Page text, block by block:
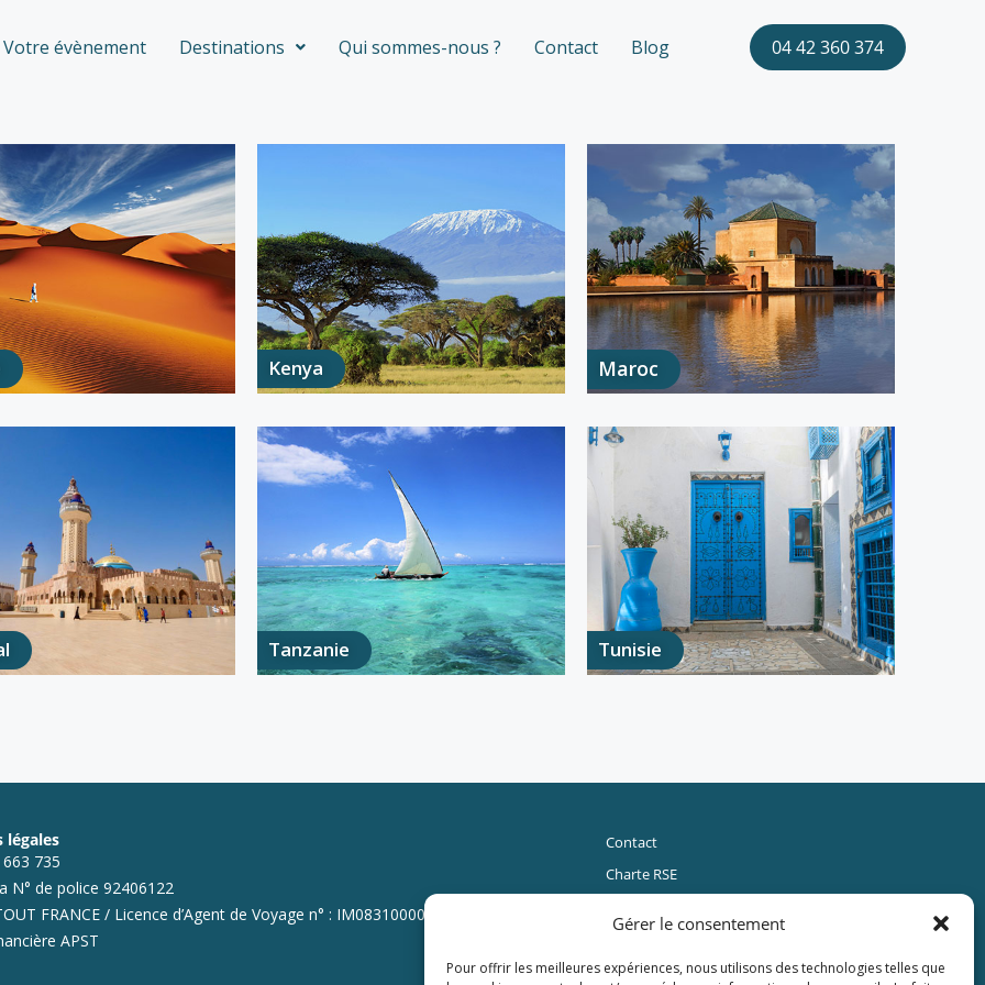
Gérer le consentement
Pour offrir les meilleures expériences, nous utilisons des technologies telles que
Votre évènement Destinations Qui sommes-nous ? Contact Blog 04 42 360 374
Kenya Maroc
Tanzanie Tunisie
légales
663 735
N° de police 92406122
FRANCE / Licence d’Agent de Voyage n° : IM083100003
APST
Contact
Charte RSE
CGV